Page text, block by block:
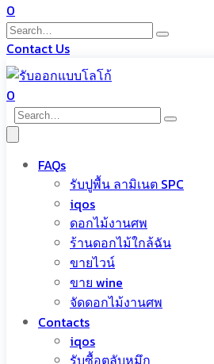
0
Contact Us
0
FAQs
รับปูพื้น ลามิเนต SPC
iqos
ดอกไม้งานศพ
ร้านดอกไม้ใกล้ฉัน
ขายไวน์
ขาย wine
จัดดอกไม้งานศพ
Contacts
iqos
รับซื้อตลับหมึก